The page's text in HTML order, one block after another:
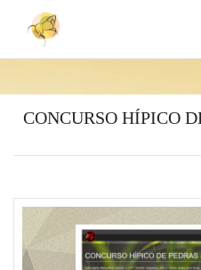
CONCURSO HÍPICO